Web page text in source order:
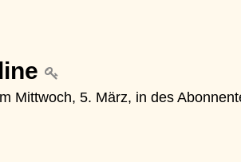
Mittwoch, 5. März, in des